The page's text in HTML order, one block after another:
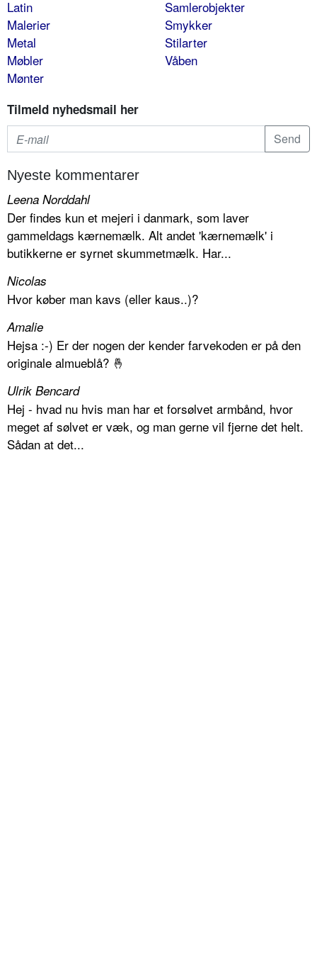
Latin
Malerier
Metal
Møbler
Mønter
Samlerobjekter
Smykker
Stilarter
Våben
Tilmeld nyhedsmail her
Nyeste kommentarer
Leena Norddahl
Der findes kun et mejeri i danmark, som laver
gammeldags kærnemælk. Alt andet 'kærnemælk' i
butikkerne er syrnet skummetmælk. Har...
Nicolas
Hvor køber man kavs (eller kaus..)?
Amalie
Hejsa :-) Er der nogen der kender farvekoden er på den
originale almueblå? 🤞
Ulrik Bencard
Hej - hvad nu hvis man har et forsølvet armbånd, hvor
meget af sølvet er væk, og man gerne vil fjerne det helt.
Sådan at det...